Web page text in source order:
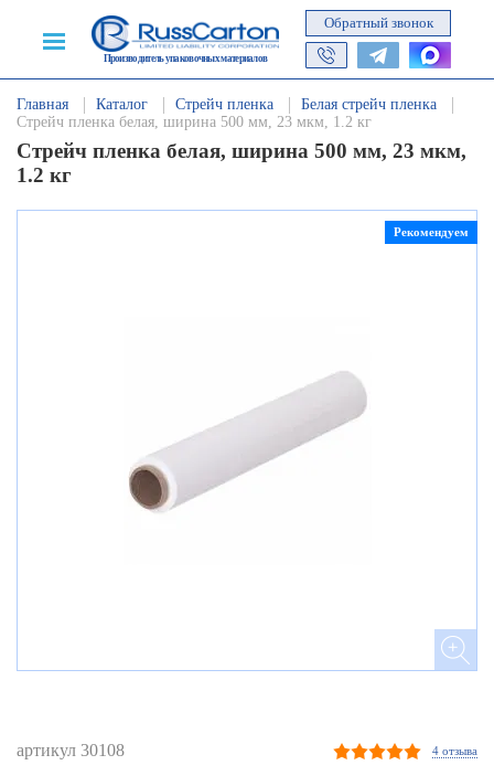
Производитель упаковочных материалов
Обратный звонок
Главная Каталог Стрейч пленка
Белая стрейч пленка
Стрейч пленка белая, ширина 500 мм, 23 мкм, 1.2 кг
Стрейч пленка белая, ширина 500 мм, 23 мкм,
1.2 кг
Рекомендуем
артикул 30108 4 отзыва